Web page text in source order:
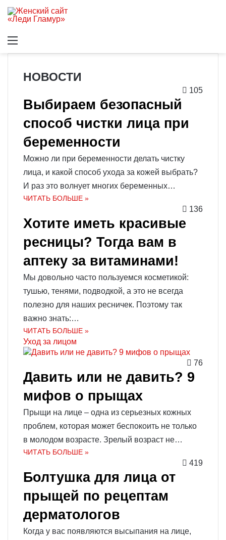
НОВОСТИ
105
Выбираем безопасный
способ чистки лица при
беременности
Можно ли при беременности делать чистку
лица, и какой способ ухода за кожей выбрать?
И раз это волнует многих беременных…
ЧИТАТЬ БОЛЬШЕ »
136
Хотите иметь красивые
ресницы? Тогда вам в
аптеку за витаминами!
Мы довольно часто пользуемся косметикой:
тушью, тенями, подводкой, а это не всегда
полезно для наших ресничек. Поэтому так
важно знать:…
ЧИТАТЬ БОЛЬШЕ »
Уход за лицом
76
Давить или не давить? 9
мифов о прыщах
Прыщи на лице – одна из серьезных кожных
проблем, которая может беспокоить не только
в молодом возрасте. Зрелый возраст не…
ЧИТАТЬ БОЛЬШЕ »
419
Болтушка для лица от
прыщей по рецептам
дерматологов
Когда у вас появляются высыпания на лице,